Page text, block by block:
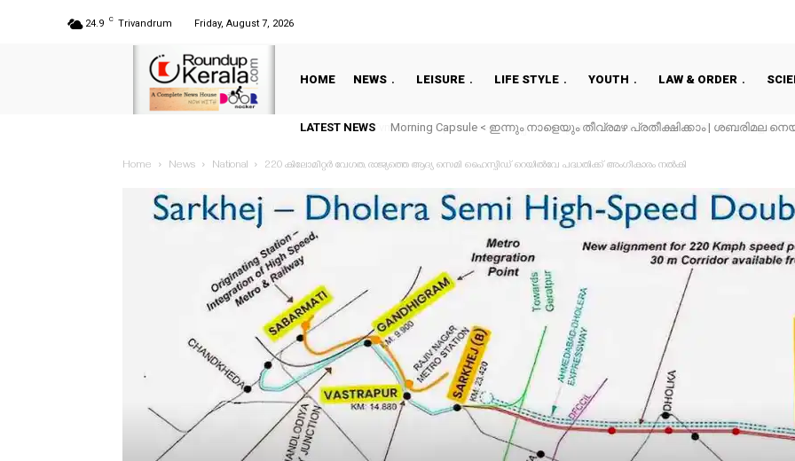
24.9 C Trivandrum Friday, August 7, 2026
HOME NEWS LEISURE LIFE STYLE YOUTH LAW & ORDER
LATEST NEWS
Morning Capsule < ഇന്നും നാളെയും തീവ്രമഴ പ്രതീക്ഷിക്കാം | ശബരിമല
Home News National 220 കിലോമീറ്റര്‍ വേഗത, രാജ്യത്തെ ആദ്യ സെമി ഹൈസ്പീഡ് റെയില്‍വേ പദ്ധതിക്ക് അംഗീകാരം നല്‍കി